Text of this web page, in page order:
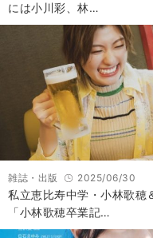
には小川彩、林…
雑誌・出版 2025/06/30
私立恵比寿中学・小林歌穂
「小林歌穂卒業記…